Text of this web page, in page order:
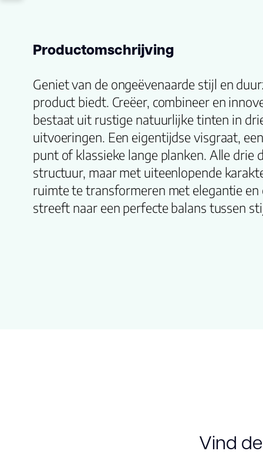
Productomschrijving
Geniet van de ongeëvenaarde stijl en
product biedt. Creëer, combineer en
bestaat uit rustige natuurlijke tinten in
uitvoeringen. Een eigentijdse visgraat,
punt of klassieke lange planken. Alle drie
structuur, maar met uiteenlopende
ruimte te transformeren met elegantie en
streeft naar een perfecte balans tussen
Vind